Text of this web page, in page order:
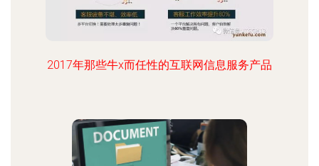
2017年那些牛x而任性的互联网信息服务产品